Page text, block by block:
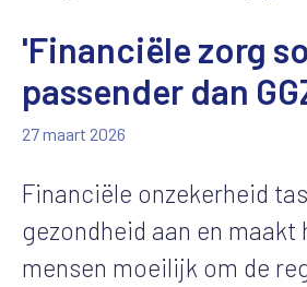
'Financiële zorg
passender dan
27 maart 2026
Financiële onzekerheid
gezondheid aan en maakt
mensen moeilijk om de